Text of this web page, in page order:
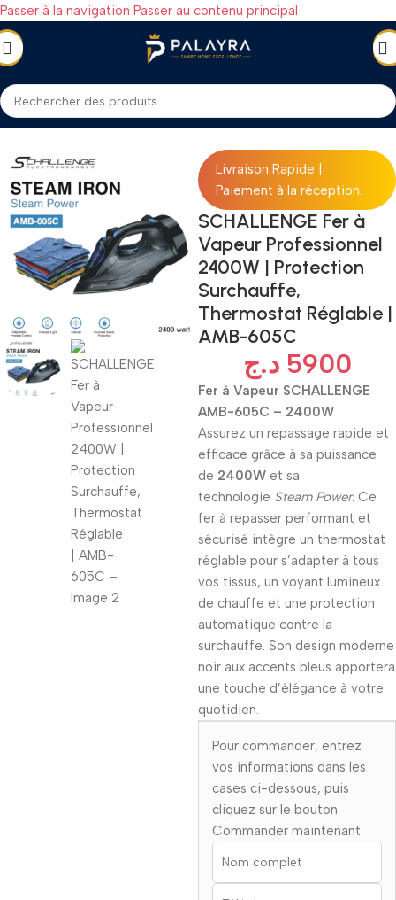
Passer à la navigation Passer au contenu principal
/ÉLECTROMÉNAGER/Petit électroménager/Fers à repasser
Livraison Rapide |
Paiement à la réception.
SCHALLENGE Fer à
Vapeur Professionnel
2400W | Protection
Surchauffe,
Thermostat Réglable |
AMB-605C
5900 د.ج
Fer à Vapeur SCHALLENGE
AMB-605C – 2400W
Assurez un repassage rapide et
efficace grâce à sa puissance
de 2400W et sa
technologie Steam Power. Ce
fer à repasser performant et
sécurisé intègre un thermostat
réglable pour s’adapter à tous
vos tissus, un voyant lumineux
de chauffe et une protection
automatique contre la
surchauffe. Son design moderne
noir aux accents bleus apportera
une touche d’élégance à votre
quotidien.
Pour commander, entrez
vos informations dans les
cases ci-dessous, puis
cliquez sur le bouton
Commander maintenant